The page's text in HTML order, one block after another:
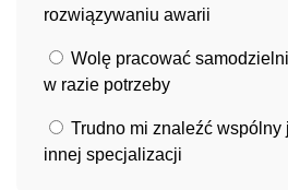
rozwiązywaniu awarii
Wolę pracować
w razie potrzeby
Trudno mi znaleźć wspólny
innej specjalizacji